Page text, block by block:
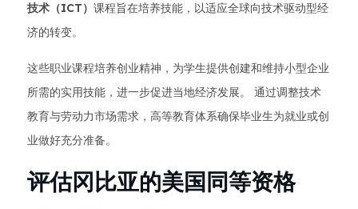
技术（ICT） 课程旨在培养技能，以适应全球向技术驱动型经
济的转变。
这些职业课程培养创业精神，为学生提供创建和维持小型企业
所需的实用技能，进一步促进当地经济发展。 通过调整技术
教育与劳动力市场需求，高等教育体系确保毕业生为就业或创
业做好充分准备。
评估冈比亚的美国同等资格